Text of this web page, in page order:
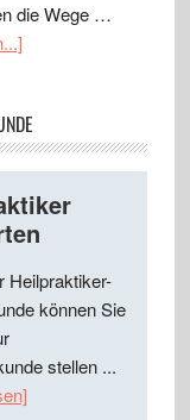
die Wege …
Heilpraktiker-
können Sie
stellen ...